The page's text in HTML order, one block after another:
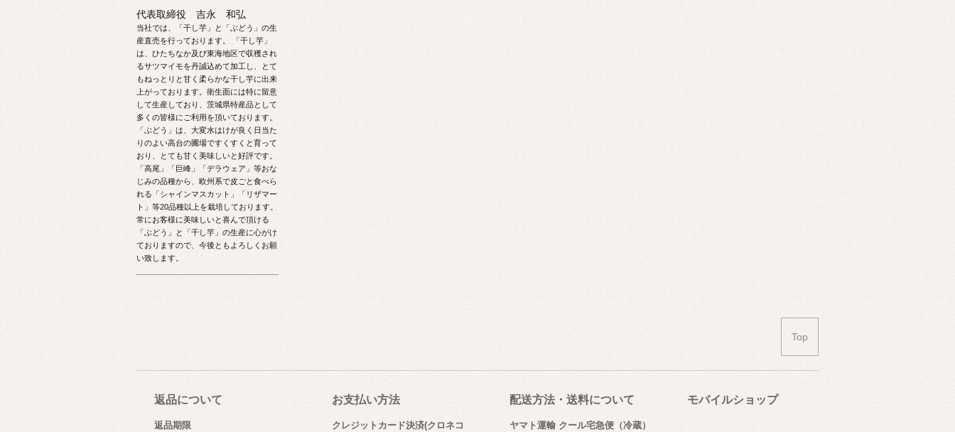
代表取締役 吉永 和弘
当社では、「干し芋」と「ぶどう」の生
産直売を行っております。 「干し芋」
は、ひたちなか及び東海地区で収穫され
るサツマイモを丹誠込めて加工し、とて
もねっとりと甘く柔らかな干し芋に出来
上がっております。衛生面には特に留意
して生産しており、茨城県特産品として
多くの皆様にご利用を頂いております。
「ぶどう」は、大変水はけが良く日当た
りのよい高台の圃場ですくすくと育って
おり、とても甘く美味しいと好評です。
「高尾」「巨峰」「デラウェア」等おな
じみの品種から、欧州系で皮ごと食べら
れる「シャインマスカット」「リザマー
ト」等20品種以上を栽培しております。
常にお客様に美味しいと喜んで頂ける
「ぶどう」と「干し芋」の生産に心がけ
ておりますので、今後ともよろしくお願
い致します。
Top
返品について
返品期限
お支払い方法
クレジットカード決済(クロネコ
配送方法・送料について
ヤマト運輸 クール宅急便（冷蔵）
モバイルショップ